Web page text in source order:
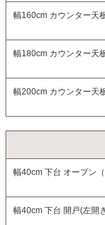
幅160cm カウンター天
幅180cm カウンター天
幅200cm カウンター天
幅40cm 下台 オープン（
幅40cm 下台 開戸(左開